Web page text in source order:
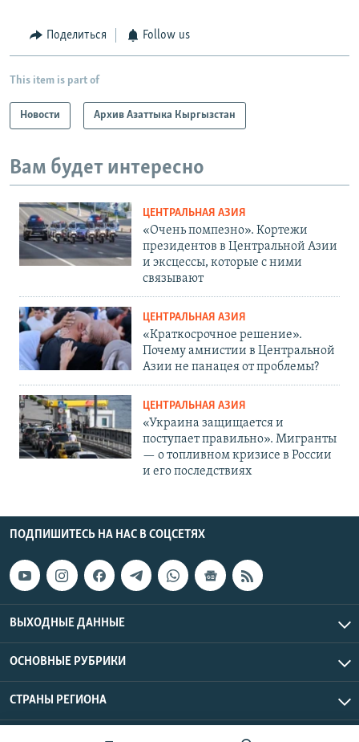
Поделиться Follow us
This item is part of
Новости Архив Азаттыка Кыргызстан
Вам будет интересно
ЦЕНТРАЛЬНАЯ АЗИЯ
«Очень помпезно». Кортежи
президентов в Центральной Азии
и эксцессы, которые с ними
связывают
ЦЕНТРАЛЬНАЯ АЗИЯ
«Краткосрочное решение».
Почему амнистии в Центральной
Азии не панацея от проблемы?
ЦЕНТРАЛЬНАЯ АЗИЯ
«Украина защищается и
поступает правильно». Мигранты
— о топливном кризисе в России
и его последствиях
ПОДПИШИТЕСЬ НА НАС В СОЦСЕТЯХ
ВЫХОДНЫЕ ДАННЫЕ
ОСНОВНЫЕ РУБРИКИ
СТРАНЫ РЕГИОНА